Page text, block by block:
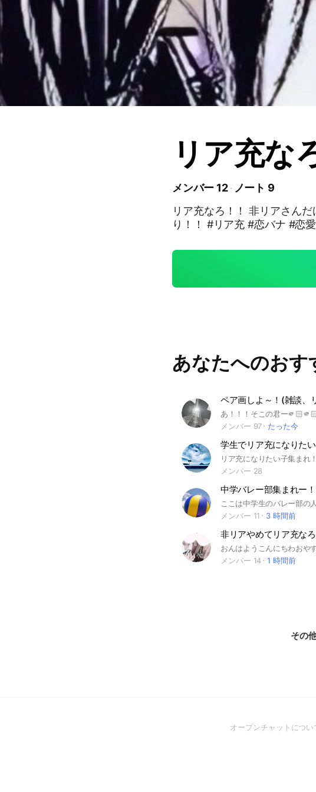
リア充な
メンバー 12
ノート 9
リア充なろ！！ 非リアさん
り！！ #リア充 #恋バナ #恋
あなたへのおす
ペア画しよ～！(雑談、
メンバー 97
たった今
学生でリア充になりた
メンバー 28
中学バレー部集まれー！
メンバー 11
3 時間前
非リアやめてリア充なろ
メンバー 14
1 時間前
その
オープンチャットについ